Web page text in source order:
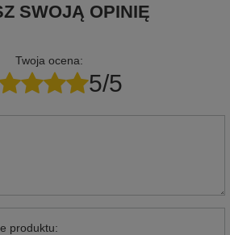
SWOJĄ OPINIĘ
Twoja ocena:
5/5
produktu: